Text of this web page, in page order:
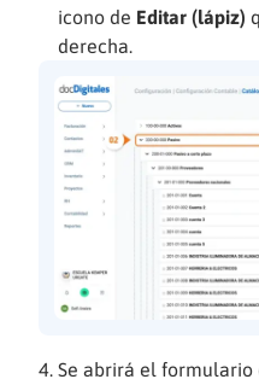
icono de Editar (lápiz)
derecha.
Se abrirá el formulario